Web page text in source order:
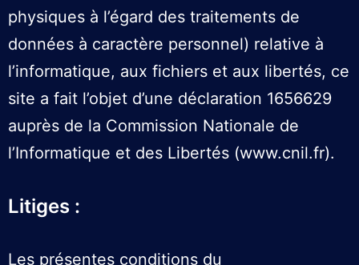
physiques à l’égard des traitements de
données à caractère personnel) relative à
l’informatique, aux fichiers et aux libertés, ce
site a fait l’objet d’une déclaration 1656629
auprès de la Commission Nationale de
l’Informatique et des Libertés (www.cnil.fr).
Litiges :
Les présentes conditions du